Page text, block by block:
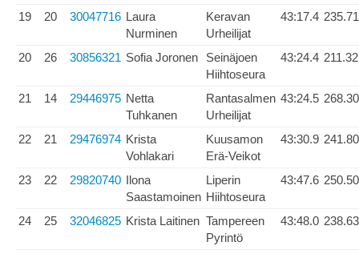
19 20 30047716 Laura
Nurminen
Keravan
Urheilijat
43:17.4 235.71
20 26 30856321 Sofia Joronen
Seinäjoen
Hiihtoseura
43:24.4 211.32
21 14 29446975 Netta
Tuhkanen
Rantasalmen
Urheilijat
43:24.5 268.30
22 21 29476974 Krista
Vohlakari
Kuusamon
Erä-Veikot
43:30.9 241.80
23 22 29820740 Ilona
Saastamoinen
Liperin
Hiihtoseura
43:47.6 250.50
24 25 32046825 Krista Laitinen Tampereen
Pyrintö
43:48.0 238.63